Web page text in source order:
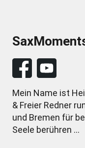
Mein Name ist
& Freier Redner
und Bremen für
Seele berühren ...